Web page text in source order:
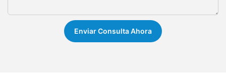
Enviar Consulta Ahora